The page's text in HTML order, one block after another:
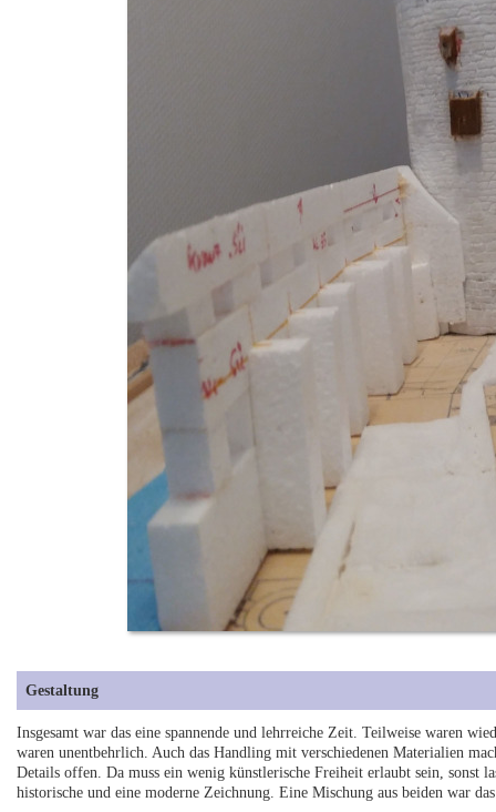
Gestaltung
Insgesamt war das eine spannende und lehrreiche Zeit. Teilweise waren
waren unentbehrlich. Auch das Handling mit verschiedenen Materialien
Details offen. Da muss ein wenig künstlerische Freiheit erlaubt sein, sonst
historische und eine moderne Zeichnung. Eine Mischung aus beiden war